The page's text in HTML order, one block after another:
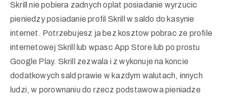
Skrill nie pobiera zadnych oplat posiadanie wyrzucic
pieniedzy posiadanie profil Skrill w saldo do kasynie
internet. Potrzebujesz ja bez kosztow pobrac ze profile
internetowej Skrill lub wpasc App Store lub po prostu
Google Play. Skrill zezwala i z wykonuje na koncie
dodatkowych sald prawie w kazdym walutach, innych
ludzi, w porownaniu do rzecz podstawowa pieniadze